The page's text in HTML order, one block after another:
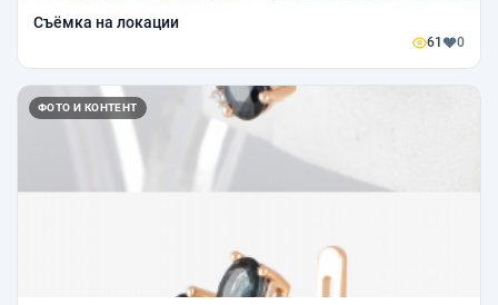
Съёмка на локации
61 0
ФОТО И КОНТЕНТ